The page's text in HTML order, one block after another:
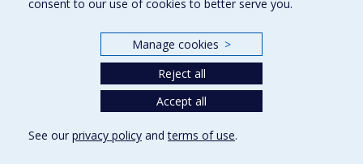
Directions
consent to our use of cookies to better serve you.
Manage cookies >
Reject all
Accept all
See our privacy policy andterms of use.